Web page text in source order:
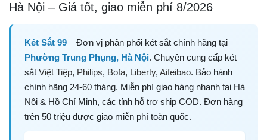
Hà Nội – Giá tốt, giao miễn phí 8/2026
Két Sắt 99 – Đơn vị phân phối két sắt chính hãng tại
Phường Trung Phụng, Hà Nội. Chuyên cung cấp két
sắt Việt Tiệp, Philips, Bofa, Liberty, Aifeibao. Bảo hành
chính hãng 24-60 tháng. Miễn phí giao hàng nhanh tại Hà
Nội & Hồ Chí Minh, các tỉnh hỗ trợ ship COD. Đơn hàng
trên 50 triệu được giao miễn phí toàn quốc.